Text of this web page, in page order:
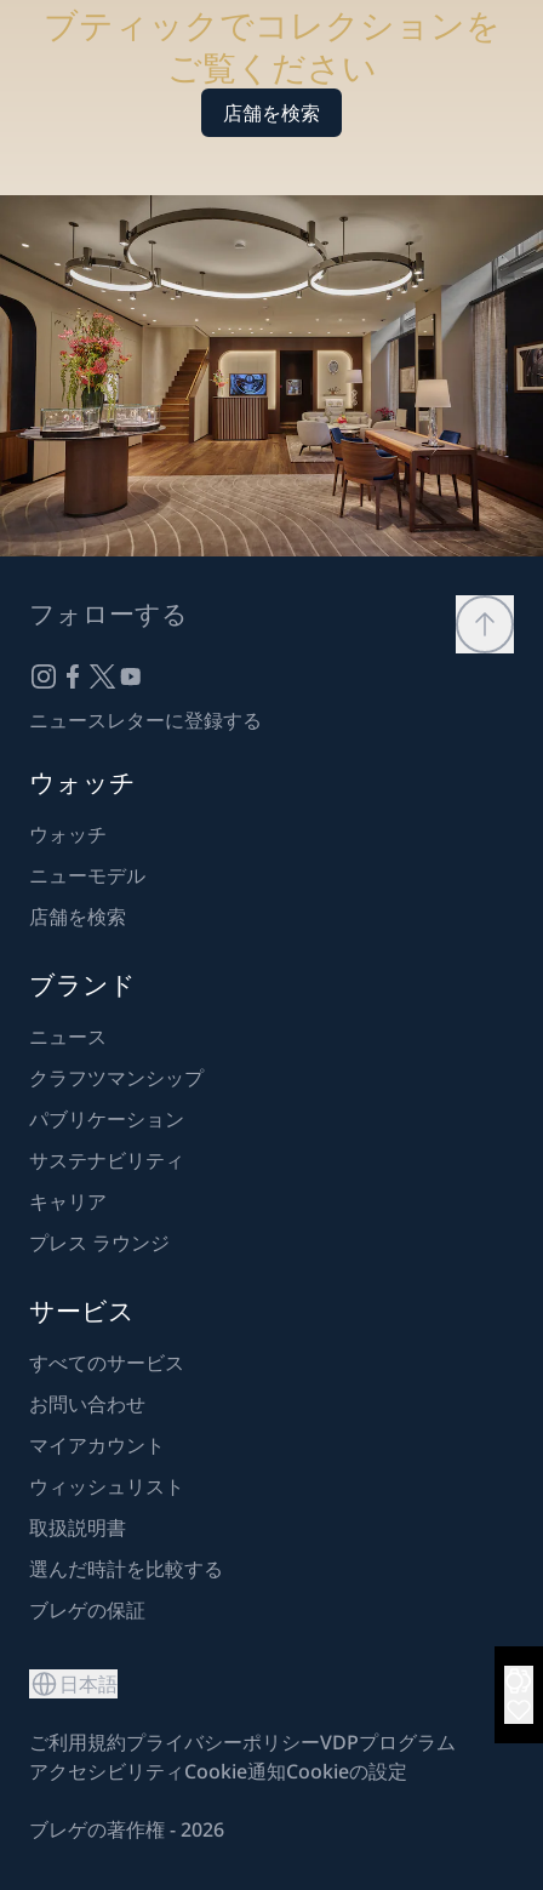
ブティックでコレクションを
ご覧ください
店舗を検索
フォローする
ニュースレターに登録する
ウォッチ
ウォッチ
ニューモデル
店舗を検索
ブランド
ニュース
クラフツマンシップ
パブリケーション
サステナビリティ
キャリア
プレス ラウンジ
サービス
すべてのサービス
お問い合わせ
マイアカウント
ウィッシュリスト
取扱説明書
選んだ時計を比較する
ブレゲの保証
日本語
ご利用規約プライバシーポリシーVDPプログラム
アクセシビリティCookie通知Cookieの設定
ブレゲの著作権 - 2026